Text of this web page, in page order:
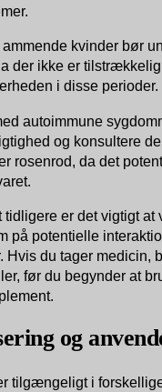
kvinder bør
der ikke er
i disse perioder.
autoimmune
og konsultere
rosenrod, da det
tidligere er det vigtigt at
på potentielle
Hvis du tager medicin,
før du begynder at
og
tilgængeligt i